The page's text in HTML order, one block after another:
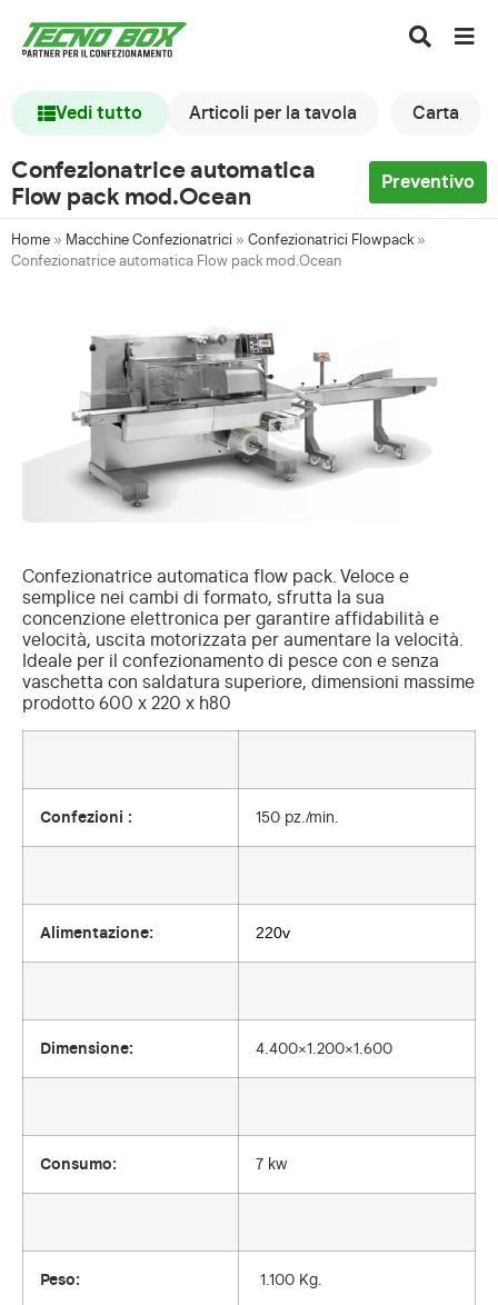
Vedi tutto Articoli per la tavola Carta
Confezionatrice automatica
Flow pack mod.Ocean
Preventivo
Home » Macchine Confezionatrici » Confezionatrici Flowpack »
Confezionatrice automatica Flow pack mod.Ocean
Confezionatrice automatica flow pack. Veloce e
semplice nei cambi di formato, sfrutta la sua
concenzione elettronica per garantire affidabilità e
velocità, uscita motorizzata per aumentare la velocità.
Ideale per il confezionamento di pesce con e senza
vaschetta con saldatura superiore, dimensioni massime
prodotto 600 x 220 x h80
Confezioni : 150 pz./min.
Alimentazione: 220v
Dimensione: 4.400×1.200×1.600
Consumo: 7 kw
Peso: 1.100 Kg.